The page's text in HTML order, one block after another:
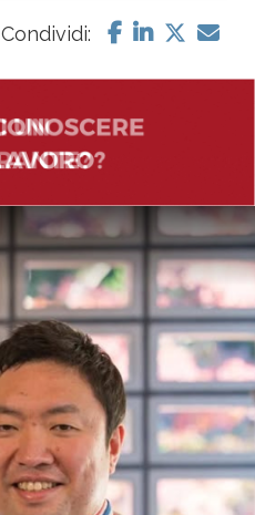
Condividi: